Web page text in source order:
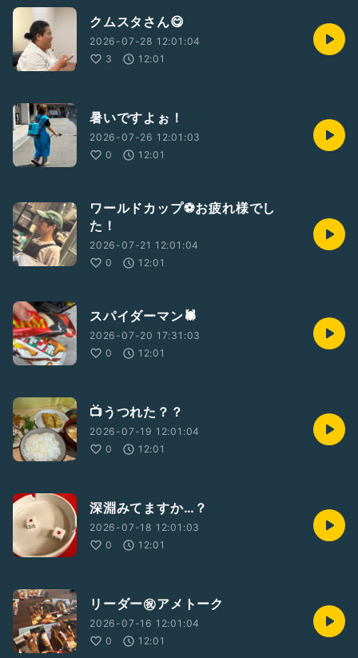
クムスタさん😋
2026-07-28 12:01:04
3
12:01
暑いですよぉ！
2026-07-26 12:01:03
0
12:01
ワールドカップ⚽️お疲れ様でし
た！
2026-07-21 12:01:04
0
12:01
スパイダーマン🕷️
2026-07-20 17:31:03
0
12:01
📺うつれた？？
2026-07-19 12:01:04
0
12:01
深淵みてますか…？
2026-07-18 12:01:03
0
12:01
リーダー㊗️アメトーク
2026-07-16 12:01:04
0
12:01